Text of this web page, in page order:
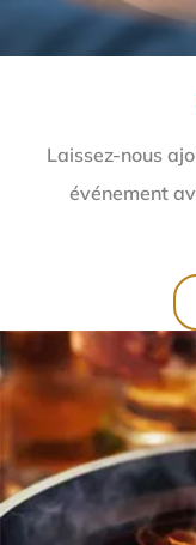
Laissez-nous
événement